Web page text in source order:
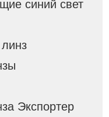
синий свет
Экспортер